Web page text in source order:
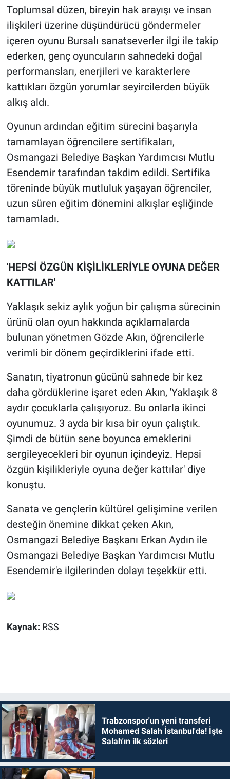
Toplumsal düzen, bireyin hak arayışı ve insan
ilişkileri üzerine düşündürücü göndermeler
içeren oyunu Bursalı sanatseverler ilgi ile takip
ederken, genç oyuncuların sahnedeki doğal
performansları, enerjileri ve karakterlere
kattıkları özgün yorumlar seyircilerden büyük
alkış aldı.
Oyunun ardından eğitim sürecini başarıyla
tamamlayan öğrencilere sertifikaları,
Osmangazi Belediye Başkan Yardımcısı Mutlu
Esendemir tarafından takdim edildi. Sertifika
töreninde büyük mutluluk yaşayan öğrenciler,
uzun süren eğitim dönemini alkışlar eşliğinde
tamamladı.
'HEPSİ ÖZGÜN KİŞİLİKLERİYLE OYUNA DEĞER
KATTILAR'
Yaklaşık sekiz aylık yoğun bir çalışma sürecinin
ürünü olan oyun hakkında açıklamalarda
bulunan yönetmen Gözde Akın, öğrencilerle
verimli bir dönem geçirdiklerini ifade etti.
Sanatın, tiyatronun gücünü sahnede bir kez
daha gördüklerine işaret eden Akın, 'Yaklaşık 8
aydır çocuklarla çalışıyoruz. Bu onlarla ikinci
oyunumuz. 3 ayda bir kısa bir oyun çalıştık.
Şimdi de bütün sene boyunca emeklerini
sergileyecekleri bir oyunun içindeyiz. Hepsi
özgün kişilikleriyle oyuna değer kattılar' diye
konuştu.
Sanata ve gençlerin kültürel gelişimine verilen
desteğin önemine dikkat çeken Akın,
Osmangazi Belediye Başkanı Erkan Aydın ile
Osmangazi Belediye Başkan Yardımcısı Mutlu
Esendemir'e ilgilerinden dolayı teşekkür etti.
Kaynak: RSS
Trabzonspor'un yeni transferi
Mohamed Salah İstanbul'da! İşte
Salah'ın ilk sözleri